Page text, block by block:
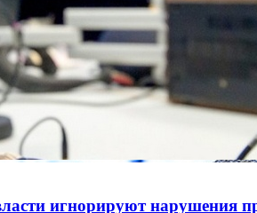
игнорируют нарушения